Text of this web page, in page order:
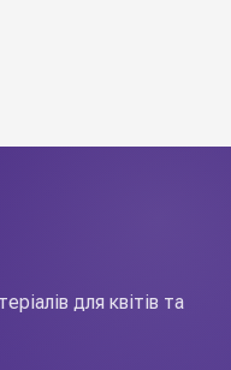
для квітів та